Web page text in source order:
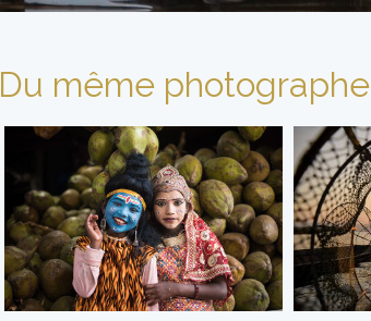
Du même photographe